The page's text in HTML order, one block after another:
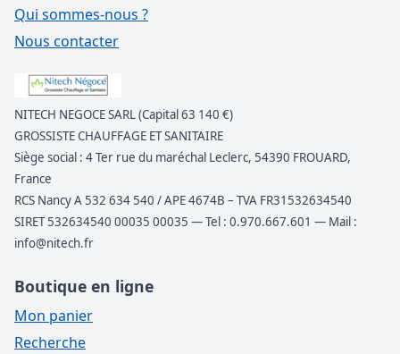
Qui sommes-nous ?
Nous contacter
NITECH NEGOCE SARL (Capital 63 140 €)
GROSSISTE CHAUFFAGE ET SANITAIRE
Siège social : 4 Ter rue du maréchal Leclerc, 54390 FROUARD,
France
RCS Nancy A 532 634 540 / APE 4674B – TVA FR31532634540
SIRET 532634540 00035 00035 — Tel : 0.970.667.601 — Mail :
info@nitech.fr
Boutique en ligne
Mon panier
Recherche